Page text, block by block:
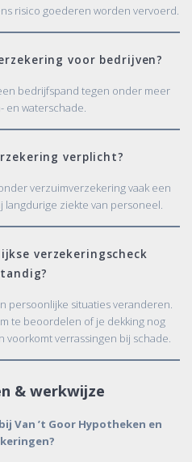
risico goederen worden vervoerd.
voor bedrijven?
bedrijfspand tegen onder meer
en waterschade.
verplicht?
verzuimverzekering vaak een
ziekte van personeel.
verzekeringscheck
persoonlijke situaties veranderen.
te beoordelen of je dekking nog
verrassingen bij schade.
& werkwijze
Van ’t Goor Hypotheken en